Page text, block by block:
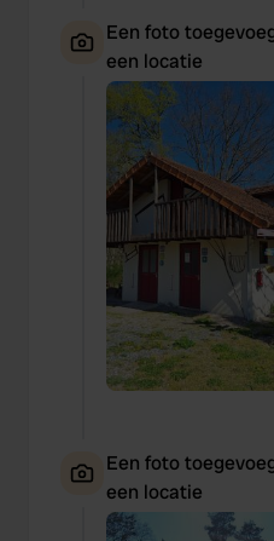
Een foto
een locatie
Een foto
een locatie